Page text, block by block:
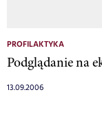
PROFILAKTYKA
Podglądanie na
13.09.2006